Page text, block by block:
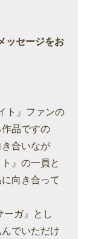
ッセージをお
ト』ファンの
品ですの
合いなが
』の一員と
向き合って
ーガ』とし
でいただけ